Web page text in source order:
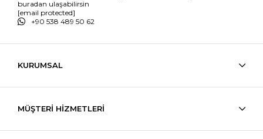
buradan ulaşabilirsin
[email protected]
+90 538 489 50 62
KURUMSAL
MÜŞTERİ HİZMETLERİ